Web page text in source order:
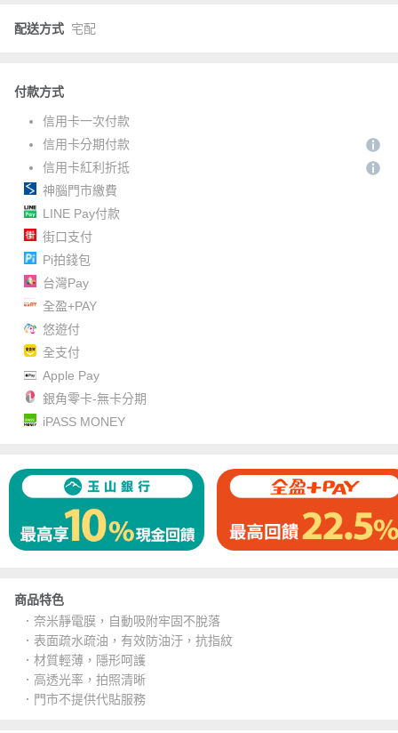
配送方式 宅配
付款方式
信用卡一次付款
信用卡分期付款
信用卡紅利折抵
神腦門市繳費
LINE Pay付款
街口支付
Pi拍錢包
台灣Pay
全盈+PAY
悠遊付
全支付
Apple Pay
銀角零卡-無卡分期
iPASS MONEY
商品特色
．奈米靜電膜，自動吸附牢固不脫落
．表面疏水疏油，有效防油汙，抗指紋
．材質輕薄，隱形呵護
．高透光率，拍照清晰
．門市不提供代貼服務